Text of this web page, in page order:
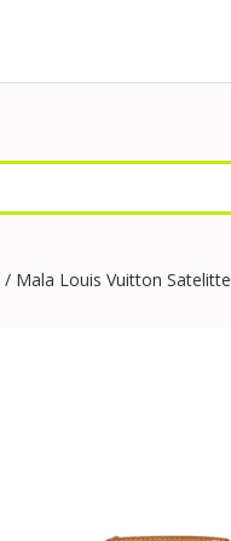
/ Mala Louis Vuitton Satelitte